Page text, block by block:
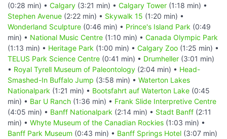
(0:28 min) • Calgary (3:21 min) • Calgary Tower (1:18 min) •
Stephen Avenue (2:22 min) • Skywalk 15 (1:20 min) •
Wonderland Sculpture (0:46 min) • Prince's Island Park (0:49
min) • National Music Centre (1:10 min) • Canada Olympic Park
(1:13 min) • Heritage Park (1:00 min) • Calgary Zoo (1:25 min) •
TELUS Park Science Centre (0:41 min) • Drumheller (3:01 min)
• Royal Tyrell Museum of Paleontology (2:04 min) • Head-
Smashed-In Buffalo Jump (3:58 min) • Waterton Lakes
Nationalpark (1:21 min) • Bootsfahrt auf Waterton Lake (0:45
min) • Bar U Ranch (1:36 min) • Frank Slide Interpretive Centre
(4:05 min) • Banff Nationalpark (2:14 min) • Stadt Banff (2:11
min) • Whyte Museum of the Canadian Rockies (1:03 min) •
Banff Park Museum (0:43 min) • Banff Springs Hotel (3:07 min)